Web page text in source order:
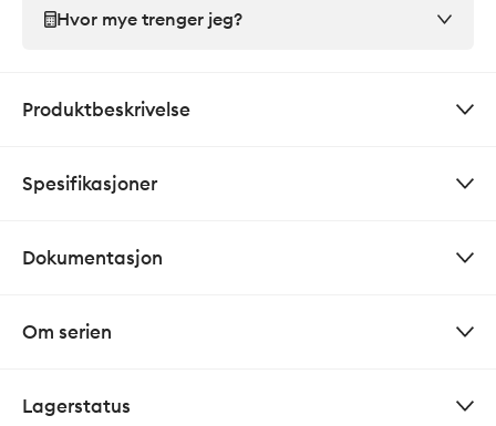
Hvor mye trenger jeg?
Produktbeskrivelse
Spesifikasjoner
Dokumentasjon
Om serien
Lagerstatus